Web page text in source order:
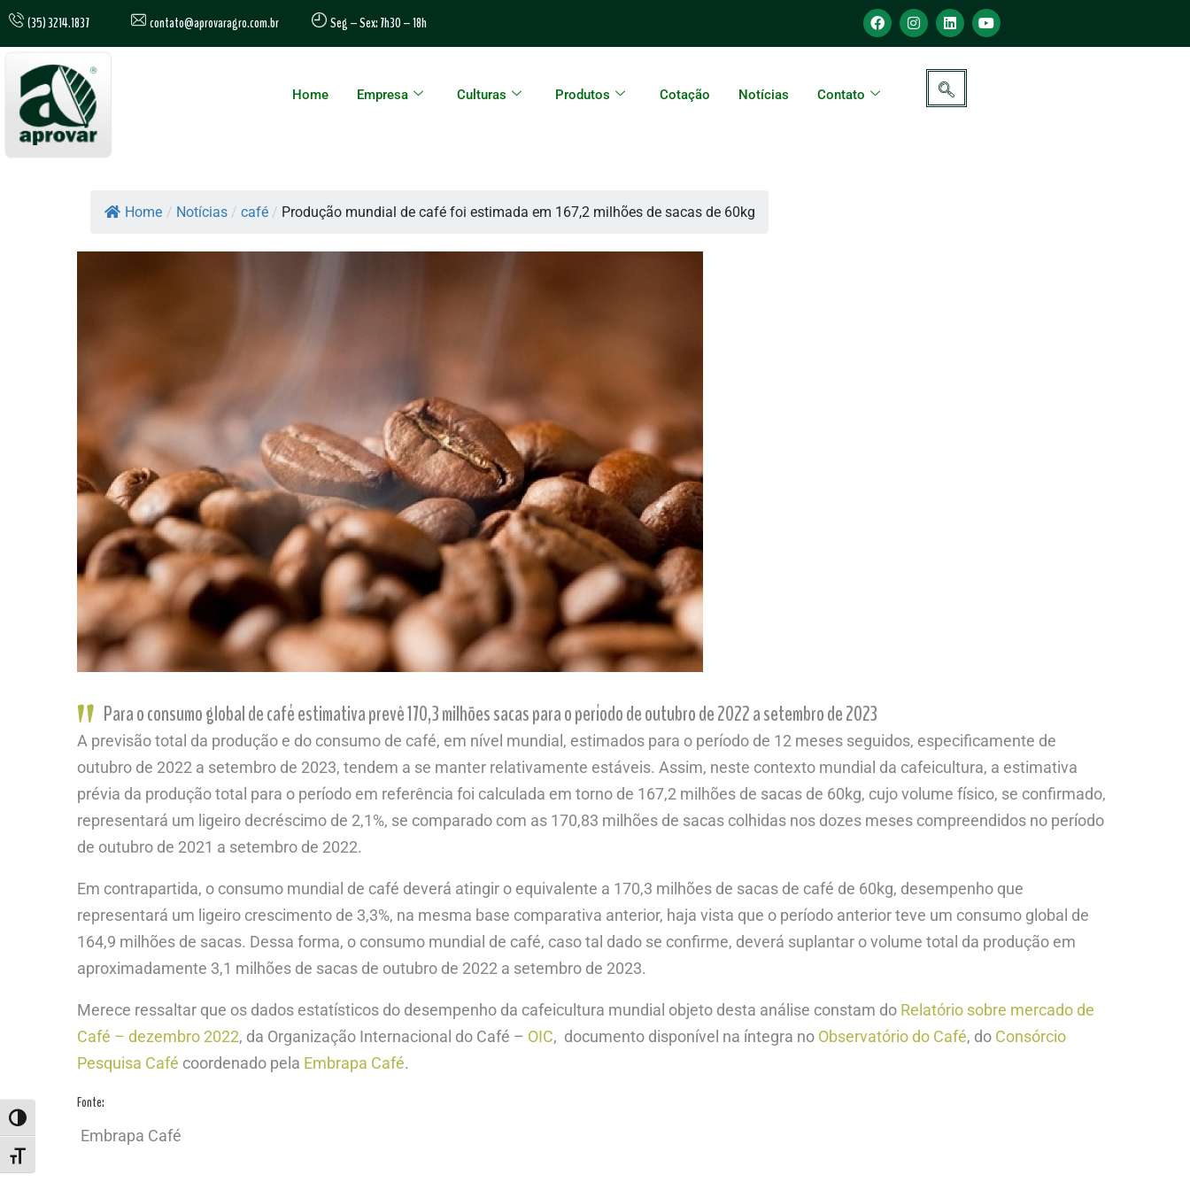
ALTERNAR ALTO CONTRASTE
ALTERNAR TAMANHO DA FONTE
(35) 3214.1837 contato@aprovaragro.com.br Seg – Sex: 7h30 – 18h
Home Empresa Culturas Produtos Cotação Notícias Contato
Home / Notícias / café / Produção mundial de café foi estimada em 167,2 milhões de sacas de 60kg
Para o consumo global de café estimativa prevê 170,3 milhões sacas para o período de outubro de 2022 a setembro de 2023
A previsão total da produção e do consumo de café, em nível mundial, estimados para o período de 12 meses seguidos, especificamente de
outubro de 2022 a setembro de 2023, tendem a se manter relativamente estáveis. Assim, neste contexto mundial da cafeicultura, a estimativa
prévia da produção total para o período em referência foi calculada em torno de 167,2 milhões de sacas de 60kg, cujo volume físico, se confirmado,
representará um ligeiro decréscimo de 2,1%, se comparado com as 170,83 milhões de sacas colhidas nos dozes meses compreendidos no período
de outubro de 2021 a setembro de 2022.
Em contrapartida, o consumo mundial de café deverá atingir o equivalente a 170,3 milhões de sacas de café de 60kg, desempenho que
representará um ligeiro crescimento de 3,3%, na mesma base comparativa anterior, haja vista que o período anterior teve um consumo global de
164,9 milhões de sacas. Dessa forma, o consumo mundial de café, caso tal dado se confirme, deverá suplantar o volume total da produção em
aproximadamente 3,1 milhões de sacas de outubro de 2022 a setembro de 2023.
Merece ressaltar que os dados estatísticos do desempenho da cafeicultura mundial objeto desta análise constam do Relatório sobre mercado de
Café – dezembro 2022, da Organização Internacional do Café – OIC, documento disponível na íntegra no Observatório do Café, do Consórcio
Pesquisa Café coordenado pela Embrapa Café.
Fonte:
Embrapa Café